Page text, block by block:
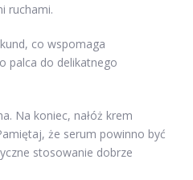
ruchami.
co wspomaga
palca do delikatnego
Na koniec, nałóż krem
że serum powinno być
stosowanie dobrze